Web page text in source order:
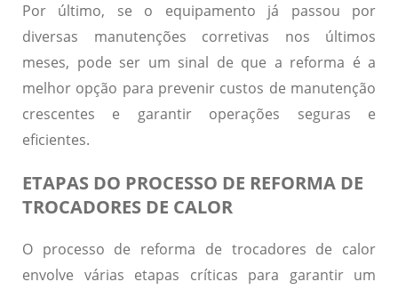
Por último, se o equipamento já passou por
diversas manutenções corretivas nos últimos
meses, pode ser um sinal de que a reforma é a
melhor opção para prevenir custos de manutenção
crescentes e garantir operações seguras e
eficientes.
ETAPAS DO PROCESSO DE REFORMA DE
TROCADORES DE CALOR
O processo de reforma de trocadores de calor
envolve várias etapas críticas para garantir um